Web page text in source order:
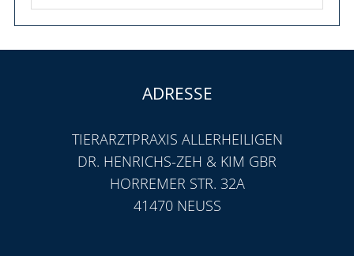
ADRESSE
TIERARZTPRAXIS ALLERHEILIGEN
DR. HENRICHS-ZEH & KIM GBR
HORREMER STR. 32A
41470 NEUSS